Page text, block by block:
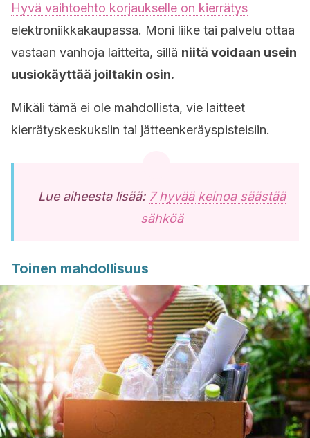
Hyvä vaihtoehto korjaukselle on kierrätys
elektroniikkakaupassa. Moni liike tai palvelu ottaa
vastaan vanhoja laitteita, sillä niitä voidaan usein
uusiokäyttää joiltakin osin.
Mikäli tämä ei ole mahdollista, vie laitteet
kierrätyskeskuksiin tai jätteenkeräyspisteisiin.
Lue aiheesta lisää: 7 hyvää keinoa säästää
sähköä
Toinen mahdollisuus